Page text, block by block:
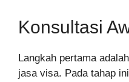
Konsultasi
Langkah pertama
jasa visa. Pada tahap